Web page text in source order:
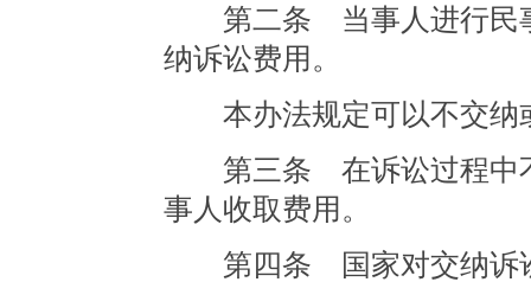
第二条 当事人进行民事
纳诉讼费用。
本办法规定可以不交纳
第三条 在诉讼过程中不
事人收取费用。
第四条 国家对交纳诉讼